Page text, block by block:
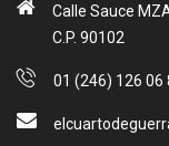
Calle Sauce
C.P. 90102
01 (246) 126 06